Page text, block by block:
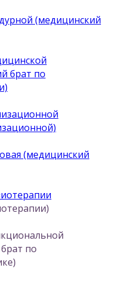
(медицинский
брат по
(медицинский
по